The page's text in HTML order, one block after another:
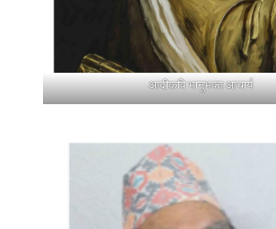
आदीकवि भानुभक्त आचार्य